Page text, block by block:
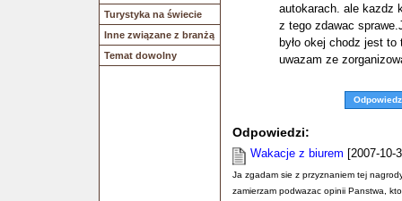
Turystyka na świecie
Inne związane z branżą
Temat dowolny
autokarach. ale kazdz
z tego zdawac
było okej chodz jest
uwazam ze
Odpowiedz
Odpowiedzi:
Wakacje z biurem [2007-10-
Ja zgadam sie z przyznaniem tej
zamierzam podwazac opinii Panstwa,